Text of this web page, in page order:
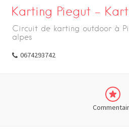
Karting Piegut –
Circuit de karting outdoor à
alpes
0674293742